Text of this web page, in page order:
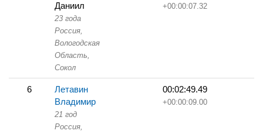
Даниил
23 года
Россия,
Вологодская
Область,
Сокол
+00:00:07.32
6
Летавин
Владимир
21 год
Россия,
00:02:49.49
+00:00:09.00